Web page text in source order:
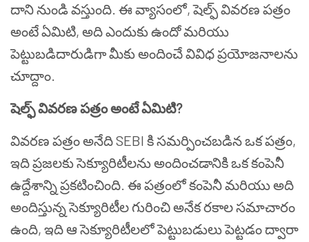
దాని నుండి వస్తుంది. ఈ వ్యాసంలో,షెల్ఫ్వివరణ పత్రం
అంటే ఏమిటి, అది ఎందుకు ఉందో మరియు
పెట్టుబడిదారుడిగా మీకు అందించే వివిధ ప్రయోజనాలను
చూద్దాం.
షెల్ఫ్ వివరణ పత్రం అంటే ఏమిటి?
వివరణ పత్రం అనేదిSEBI కి సమర్పించబడిన ఒక పత్రం,
ఇది ప్రజలకు సెక్యూరిటీలను అందించడానికి ఒక కంపెనీ
ఉద్దేశాన్ని ప్రకటించింది. ఈ పత్రంలో కంపెనీ మరియు అది
అందిస్తున్న సెక్యూరిటీల గురించి అనేక రకాల సమాచారం
ఉంది, ఇది ఆ సెక్యూరిటీలలో పెట్టుబడులు పెట్టడం ద్వారా